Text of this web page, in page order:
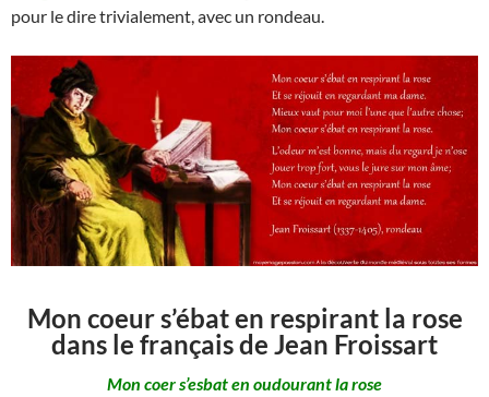
pour le dire trivialement, avec un rondeau.
Mon coeur s’ébat en respirant la rose
dans le français de Jean Froissart
Mon coer s’esbat en oudourant la rose